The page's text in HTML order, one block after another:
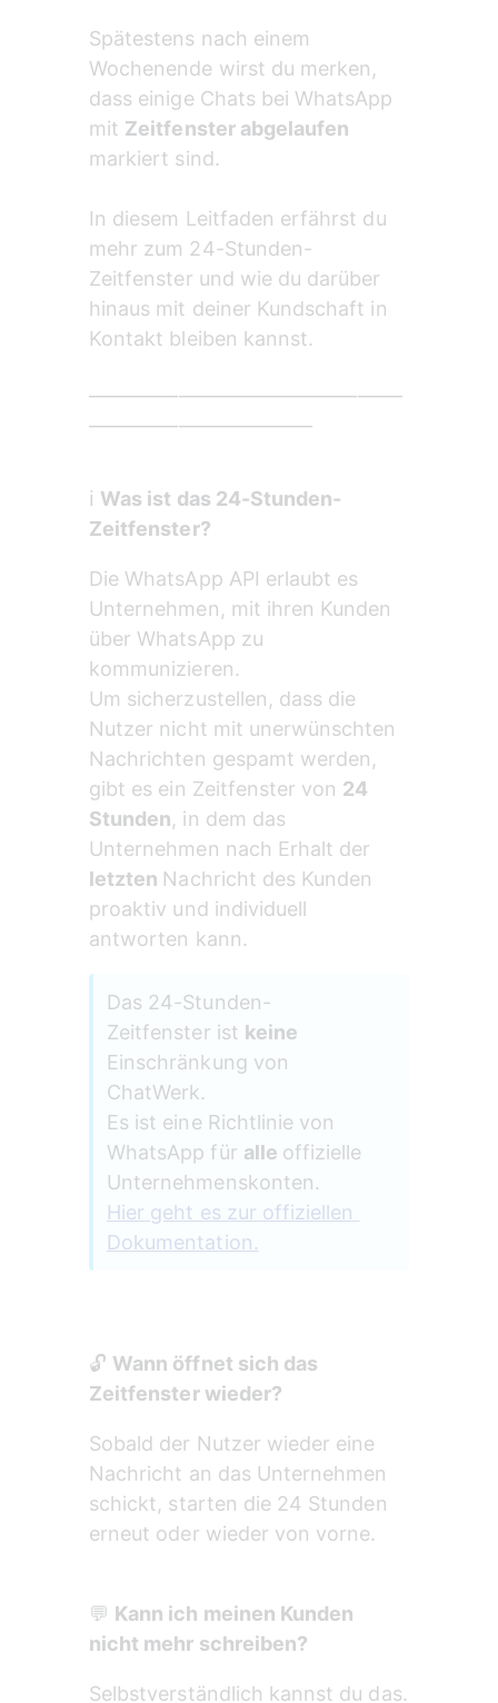
Spätestens nach einem
Wochenende wirst du merken,
dass einige Chats bei WhatsApp
mit Zeitfenster abgelaufen
markiert sind.
In diesem Leitfaden erfährst du
mehr zum 24-Stunden-
Zeitfenster und wie du darüber
hinaus mit deiner Kundschaft in
Kontakt bleiben kannst.
ℹ️ Was ist das 24-Stunden-
Zeitfenster?
Die WhatsApp API erlaubt es
Unternehmen, mit ihren Kunden
über WhatsApp zu
kommunizieren.
Um sicherzustellen, dass die
Nutzer nicht mit unerwünschten
Nachrichten gespamt werden,
gibt es ein Zeitfenster von 24
Stunden, in dem das
Unternehmen nach Erhalt der
letzten Nachricht des Kunden
proaktiv und individuell
antworten kann.
Das 24-Stunden-
Zeitfenster ist keine
Einschränkung von
ChatWerk.
Es ist eine Richtlinie von
WhatsApp für alle offizielle
Unternehmenskonten.
Hier geht es zur offiziellen
Dokumentation.
🔓 Wann öffnet sich das
Zeitfenster wieder?
Sobald der Nutzer wieder eine
Nachricht an das Unternehmen
schickt, starten die 24 Stunden
erneut oder wieder von vorne.
💬 Kann ich meinen Kunden
nicht mehr schreiben?
Selbstverständlich kannst du das.